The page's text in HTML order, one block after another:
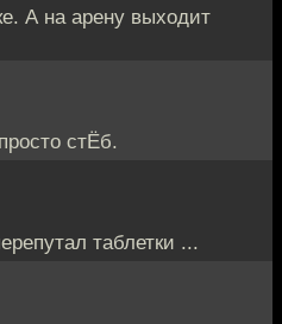
А на арену выходит
стЁб.
таблетки ...